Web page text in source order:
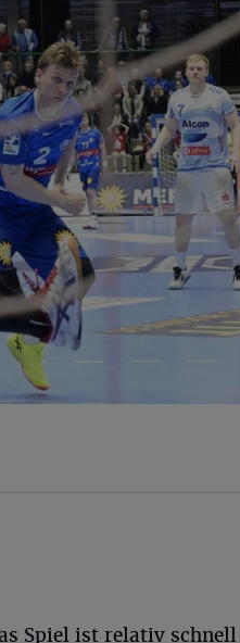
Spiel ist relativ schnell